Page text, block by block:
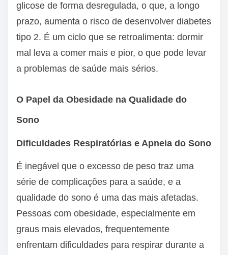
glicose de forma desregulada, o que, a longo
prazo, aumenta o risco de desenvolver diabetes
tipo 2. É um ciclo que se retroalimenta: dormir
mal leva a comer mais e pior, o que pode levar
a problemas de saúde mais sérios.
O Papel da Obesidade na Qualidade do
Sono
Dificuldades Respiratórias e Apneia do Sono
É inegável que o excesso de peso traz uma
série de complicações para a saúde, e a
qualidade do sono é uma das mais afetadas.
Pessoas com obesidade, especialmente em
graus mais elevados, frequentemente
enfrentam dificuldades para respirar durante a